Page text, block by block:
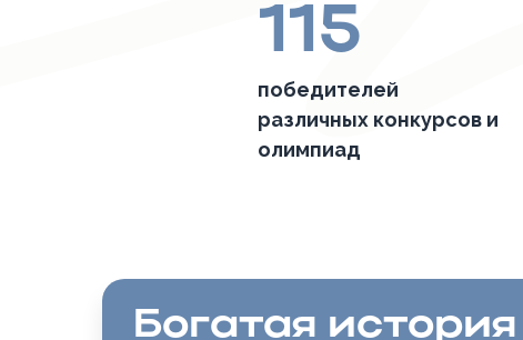
победителей
различных конкурсов и
олимпиад
115
Богатая история